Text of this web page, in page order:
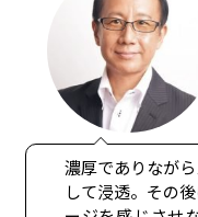
濃厚でありなが
して浸透。その